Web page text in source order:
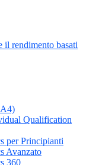
il rendimento basati
Qualification
per Principianti
Avanzato
360